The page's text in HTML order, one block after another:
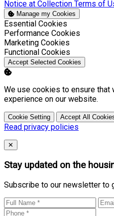
Notice at Collection Terms of
Manage my Cookies
Enable
Essential Cookies
Enable
Performance Cookies
Enable
Marketing Cookies
Enable
Functional Cookies
Accept Selected Cookies
We use cookies to ensure that
experience on our website.
Cookie Setting Accept All
Read privacy policies
Close
✕
Stay updated on the
Subscribe to our newsletter to